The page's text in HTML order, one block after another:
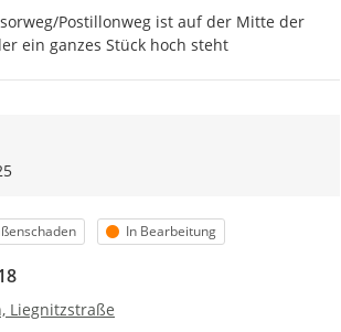
Postillonweg ist auf der Mitte der
ein ganzes Stück hoch steht
Zur Äußerung
Status
In Bearbeitung
Liegnitzstraße